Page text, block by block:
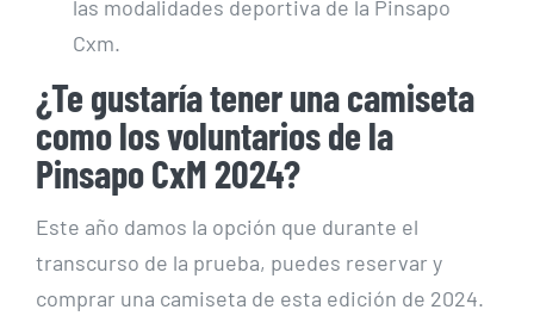
las modalidades deportiva de la Pinsapo
Cxm.
¿Te gustaría tener una camiseta
como los voluntarios de la
Pinsapo CxM 2024?
Este año damos la opción que durante el
transcurso de la prueba, puedes reservar y
comprar una camiseta de esta edición de 2024.